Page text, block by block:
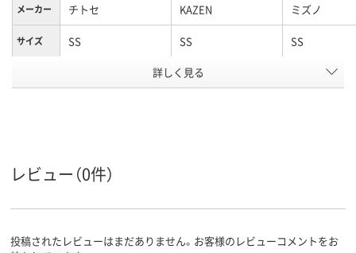
メーカー チトセ KAZEN ミズノ
サイズ SS SS SS
男女兼用 男女兼用
詳しく見る
レビュー（0件）
投稿されたレビューはまだありません。お客様のレビューコメントをお